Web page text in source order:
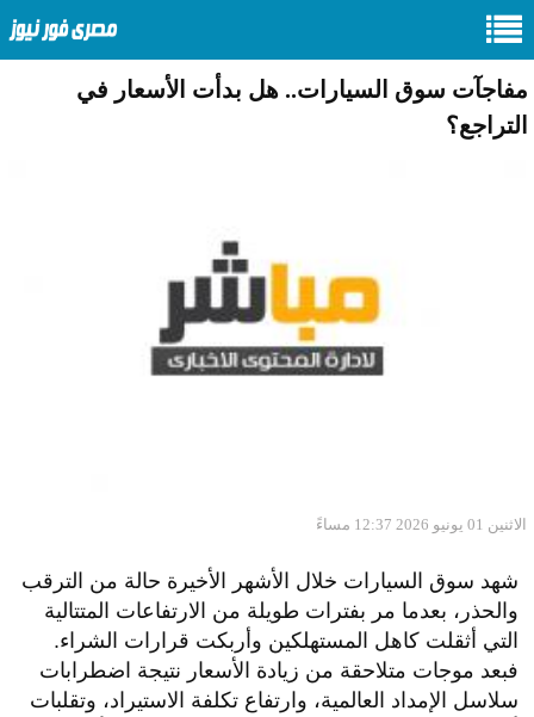
مفاجآت سوق السيارات.. هل بدأت الأسعار في
التراجع؟
الاثنين 01 يونيو 2026 12:37 مساءً
شهد سوق السيارات خلال الأشهر الأخيرة حالة من الترقب
والحذر، بعدما مر بفترات طويلة من الارتفاعات المتتالية
التي أثقلت كاهل المستهلكين وأربكت قرارات الشراء.
فبعد موجات متلاحقة من زيادة الأسعار نتيجة اضطرابات
سلاسل الإمداد العالمية، وارتفاع تكلفة الاستيراد، وتقلبات